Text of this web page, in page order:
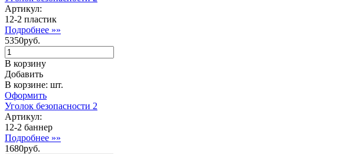
Артикул:
12-2 пластик
Подробнее »»
5350руб.
В корзину
Добавить
В корзине: шт.
Оформить
Уголок безопасности 2
Артикул:
12-2 баннер
Подробнее »»
1680руб.